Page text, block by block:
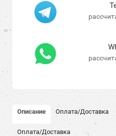
Описание Оплата/Доставка
Оплата/Доставка